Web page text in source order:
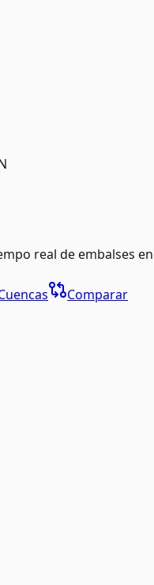
real de embalses en
Comparar